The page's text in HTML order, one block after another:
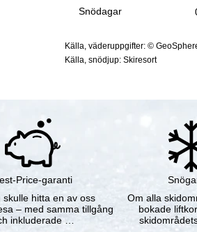
Snödagar
Källa, väderuppgifter: ©
Källa, snödjup: Skiresort
Price-garanti
skulle hitta en av oss
– med samma tillgång
inkluderade …
Om alla
bokade